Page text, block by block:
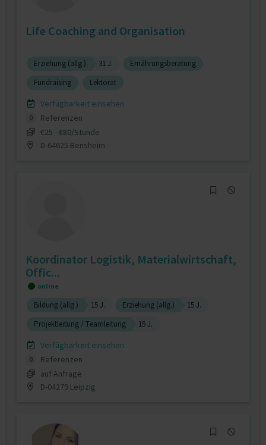
Life Coaching and Organisation
Erziehung (allg.) 31 J.
Ernährungsberatung
Fundraising
Lektorat
Verfügbarkeit einsehen
0
Referenzen
€25 - €80/Stunde
D-64625 Bensheim
Koordinator Logistik, Materialwirtschaft,
Offic...
online
Bildung (allg.) 15 J. Erziehung (allg.)
15 J.
Projektleitung / Teamleitung
15 J.
Verfügbarkeit einsehen
0
Referenzen
auf Anfrage
D-04279 Leipzig